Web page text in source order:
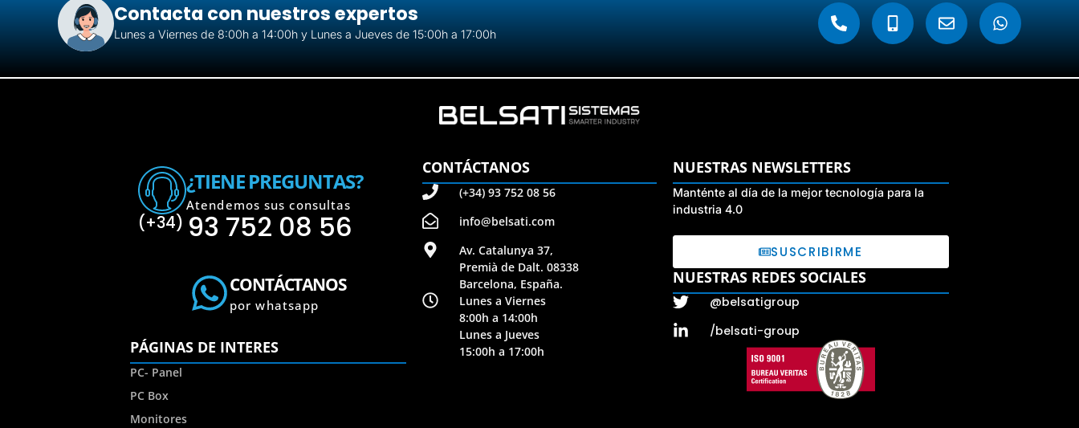
Contacta con nuestros expertos
Lunes a Viernes de 8:00h a 14:00h y Lunes a Jueves de 15:00h a 17:00h
¿TIENE PREGUNTAS?
Atendemos sus consultas
(+34) 93 752 08 56
CONTÁCTANOS
por whatsapp
PÁGINAS DE INTERES
PC- Panel
PC Box
Monitores
CONTÁCTANOS
(+34) 93 752 08 56
info@belsati.com
Av. Catalunya 37,
Premià de Dalt. 08338
Barcelona, España.
Lunes a Viernes
8:00h a 14:00h
Lunes a Jueves
15:00h a 17:00h
NUESTRAS NEWSLETTERS
Manténte al día de la mejor tecnología para la
industria 4.0
SUSCRIBIRME
NUESTRAS REDES SOCIALES
@belsatigroup
/belsati-group